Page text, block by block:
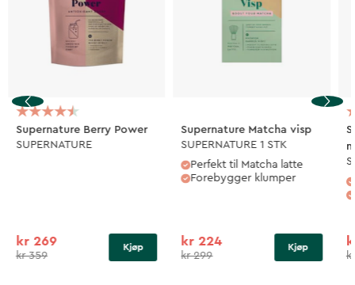
Supernature Berry Power
SUPERNATURE
kr 269
kr 359
Kjøp
Supernature Matcha visp
SUPERNATURE 1 STK
Perfekt til Matcha latte
Forebygger klumper
kr 224
kr 299
Kjøp